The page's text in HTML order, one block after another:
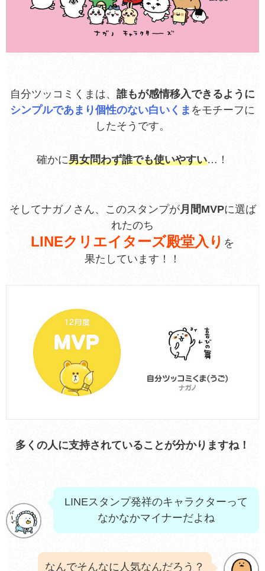
自分ツッコミくまは、 誰もが感情移入できるように
シンプルであまり個性のない白いくま をモチーフに
したそうです。
確かに男女問わず誰でも使いやすい…！
そしてナガノさん、このスタンプが月間MVPに選ば
れたのち
LINEクリエイターズ殿堂入り を
果たしています！！
多くの人に支持されていることが分かりますね！
LINEスタンプ発祥のキャラクターって
なかなかマイナーだよね
なんでそんなに人気なんだろう？